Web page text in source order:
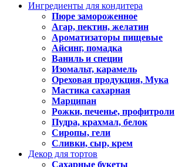
Ингредиенты для кондитера
Пюре замороженное
Агар, пектин, желатин
Ароматизаторы пищевые
Айсинг, помадка
Ваниль и специи
Изомальт, карамель
Ореховая продукция, Мука
Мастика сахарная
Марципан
Рожки, печенье, профитроли
Пудра, крахмал, белок
Сиропы, гели
Сливки, сыр, крем
Декор для тортов
Сахарные букеты